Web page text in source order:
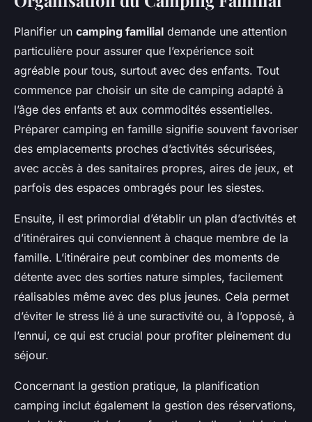
Familial
Emmy 28 avril 2025 • 8 min de lecture
Planifier un camping familial demande une attention
particulière pour assurer que l’expérience soit
agréable pour tous, surtout avec des enfants. Tout
commence par choisir un site de camping adapté à
l’âge des enfants et aux commodités essentielles.
Préparer camping en famille signifie souvent favoriser
des emplacements proches d’activités sécurisées,
avec accès à des sanitaires propres, aires de jeux, et
parfois des espaces ombragés pour les siestes.
Ensuite, il est primordial d’établir un plan d’activités et
d’itinéraires qui conviennent à chaque membre de la
famille. L’itinéraire peut combiner des moments de
détente avec des sorties nature simples, facilement
réalisables même avec des plus jeunes. Cela permet
d’éviter le stress lié à une suractivité ou, à l’opposé, à
l’ennui, ce qui est crucial pour profiter pleinement du
séjour.
Concernant la gestion pratique, la planification
camping inclut également la gestion des réservations,